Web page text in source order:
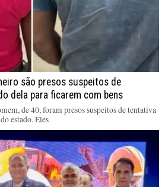
são presos suspeitos de
dela para ficarem com bens
de 40, foram presos suspeitos de tentativa
estado. Eles